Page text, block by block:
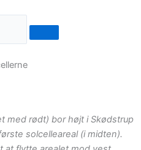
med rødt) bor højt i Skødstrup
solcelleareal (i midten).